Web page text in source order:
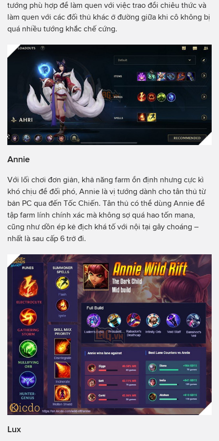
tướng phù hợp để làm quen với việc trao đổi chiêu thức và
làm quen với các đối thủ khác ở đường giữa khi cô không bị
quá nhiều tướng khắc chế cứng.
Annie
Với lối chơi đơn giản, khả năng farm ổn định nhưng cực kì
khó chịu để đối phó, Annie là vị tướng dành cho tân thủ từ
bản PC qua đến Tốc Chiến. Tân thủ có thể dùng Annie để
tập farm lính chính xác mà không sợ quá hao tốn mana,
cũng như dồn ép kẻ địch khá tố với nội tại gây choáng –
nhất là sau cấp 6 trở đi.
Lux